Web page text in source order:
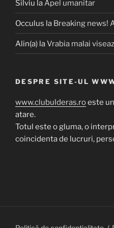
Silviu la Apel umanitar
Occulus la Breaking news!
Alin(a) laVrabia malai
DESPRE SITE-UL
www.clubulderas.roeste
atare.
Totul este o gluma, o
coincidenta de lucruri,